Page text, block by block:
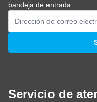
bandeja de entrada.
Dirección de email
Servicio de